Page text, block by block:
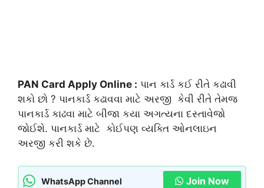
PAN Card Apply Online : પાન કાર્ડ કઈ રીતે કઢાવી
શકો છો ? પાનકાર્ડ કઢાવવા માટે અરજી કેવી રીતે તેમજ
પાનકાર્ડ કાઢવા માટે બીજા કયા અગત્યના દસ્તાવેજો
જોઈશે. પાનકાર્ડ માટે કોઈપણ વ્યક્તિ ઓનલાઇન
અરજી કરી શકે છે.
WhatsApp Channel Join Now